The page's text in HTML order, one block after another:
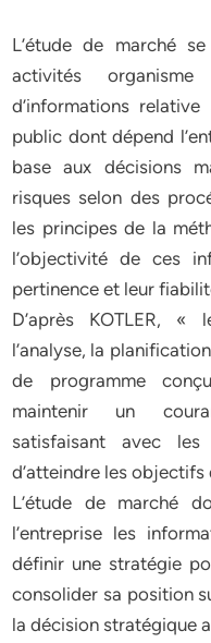
L’étude de marché
activités
d’informations
public dont dépend
base aux décisions
risques selon des
les principes de la
l’objectivité de ces
pertinence et leur
D’après KOTLER, «
l’analyse, la
de programme
maintenir un
satisfaisant avec
d’atteindre les objectifs
L’étude de marché
l’entreprise les
définir une stratégie
consolider sa position
la décision stratégique